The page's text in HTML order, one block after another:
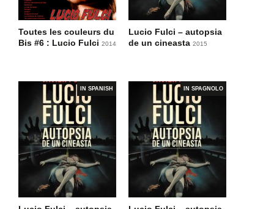
Toutes les couleurs du
Bis #6 : Lucio Fulci 2014
Lucio Fulci – autopsia
de un cineasta 2015
IN SPANISH IN SPAGNOLO